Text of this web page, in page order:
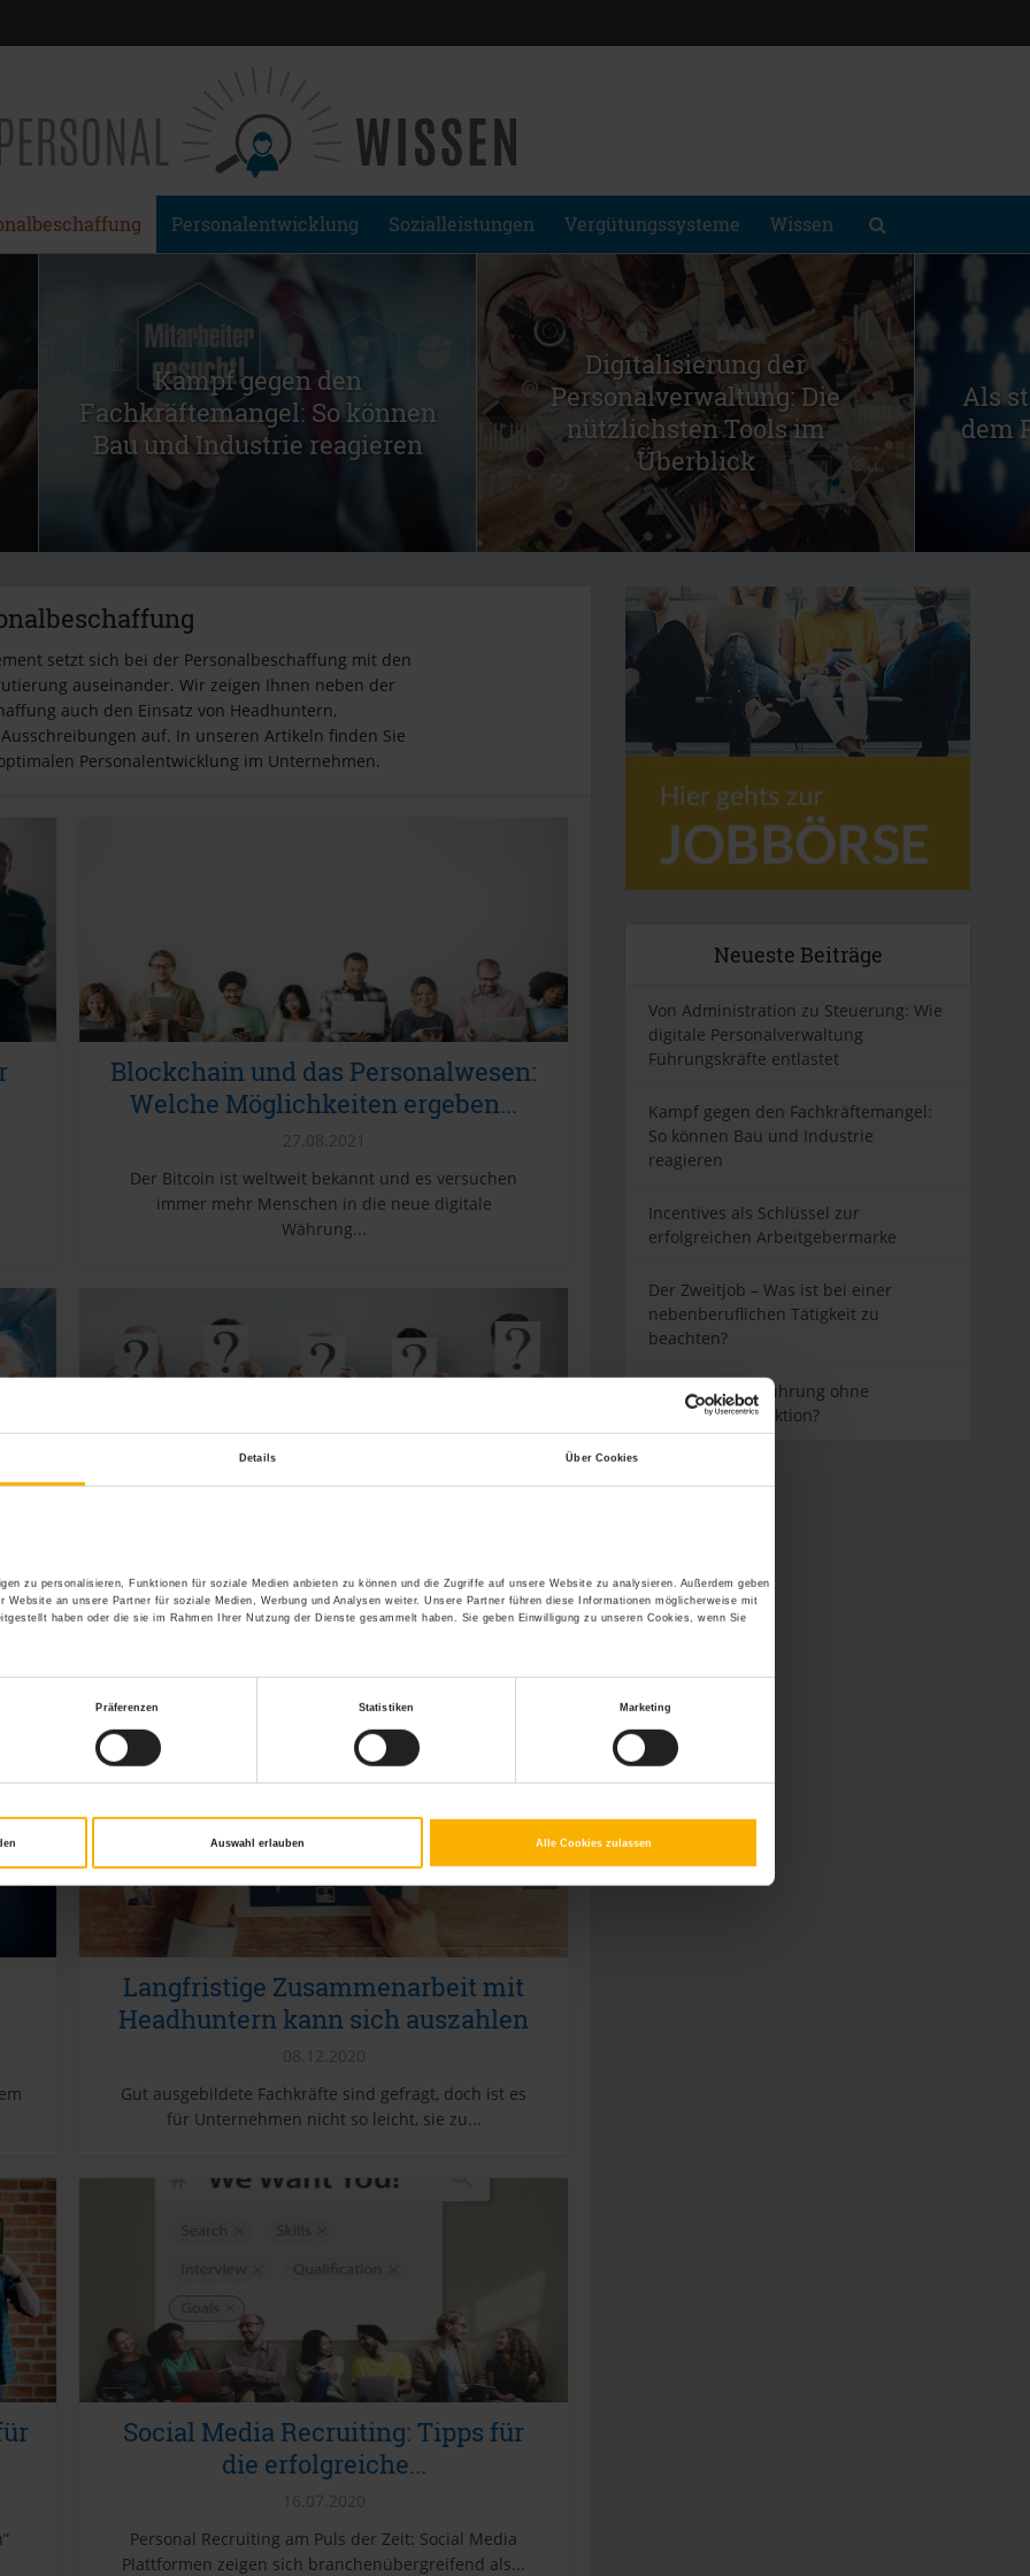
Details Über Cookies
zu personalisieren, Funktionen für soziale Medien anbieten zu können und die Zugriffe auf unsere Website zu analysieren. Außerdem geben
Website an unsere Partner für soziale Medien, Werbung und Analysen weiter. Unsere Partner führen diese Informationen möglicherweise mit
haben oder die sie im Rahmen Ihrer Nutzung der Dienste gesammelt haben. Sie geben Einwilligung zu unseren Cookies, wenn Sie
Präferenzen Statistiken Marketing
Auswahl erlauben Alle Cookies zulassen
Personalentwicklung Sozialleistungen Vergütungssysteme Wissen
Kampf gegen den
Fachkräftemangel: So können
Bau und Industrie reagieren
Digitalisierung der
Personalverwaltung: Die
nützlichsten Tools im
Überblick
Als
dem
setzt sich bei der Personalbeschaffung mit den
auseinander. Wir zeigen Ihnen neben der
auch den Einsatz von Headhuntern,
auf. In unseren Artikeln finden Sie
Personalentwicklung im Unternehmen.
Blockchain und das Personalwesen:
Welche Möglichkeiten ergeben...
27.08.2021
Der Bitcoin ist weltweit bekannt und es versuchen
immer mehr Menschen in die neue digitale
Währung...
Unternehmen: intern oder extern...
21.07.2021
Einrichtungen kommt es öfter einmal vor, dass eine...
Langfristige Zusammenarbeit mit
Headhuntern kann sich auszahlen
08.12.2020
Gut ausgebildete Fachkräfte sind gefragt, doch ist es
für Unternehmen nicht so leicht, sie zu...
Social Media Recruiting: Tipps für
die erfolgreiche...
16.07.2020
Personal Recruiting am Puls der Zeit: Social Media
Plattformen zeigen sich branchenübergreifend als...
Neueste Beiträge
Von Administration zu Steuerung: Wie
digitale Personalverwaltung
Führungskräfte entlastet
Kampf gegen den Fachkräftemangel:
So können Bau und Industrie
reagieren
Incentives als Schlüssel zur
erfolgreichen Arbeitgebermarke
Der Zweitjob – Was ist bei einer
nebenberuflichen Tätigkeit zu
beachten?
Was bedeutet Führung ohne
Vorgesetztenfunktion?